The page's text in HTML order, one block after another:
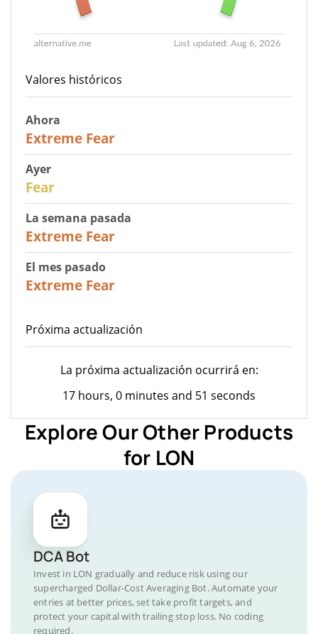
Valores históricos
Ahora
Extreme Fear
Ayer
Fear
La semana pasada
Extreme Fear
El mes pasado
Extreme Fear
Próxima actualización
La próxima actualización ocurrirá en:
17 hours, 0 minutes and 51 seconds
Explore Our Other Products
for LON
DCA Bot
Invest in LON gradually and reduce risk using our
supercharged Dollar-Cost Averaging Bot. Automate your
entries at better prices, set take profit targets, and
protect your capital with trailing stop loss. No coding
required.